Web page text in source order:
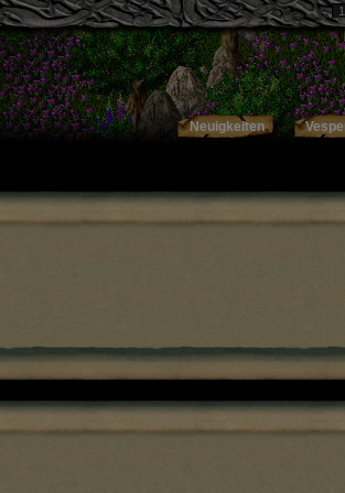
on line32
Neuigkeiten